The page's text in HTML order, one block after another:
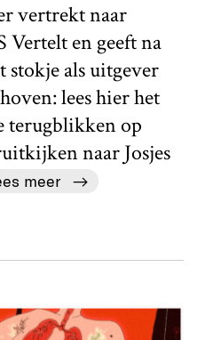
vertrekt naar
Vertelt en geeft na
als uitgever
lees hier het
terugblikken op
naar Josjes
meer